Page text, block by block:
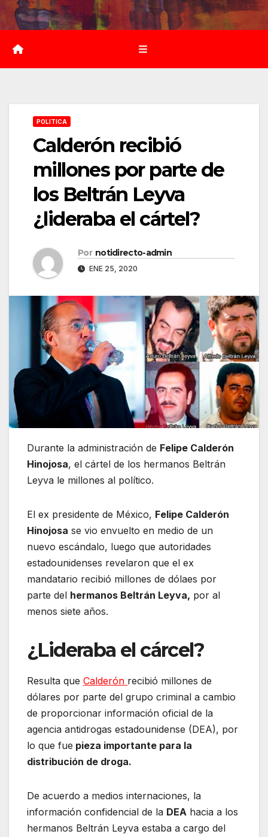
Saltar
al
contenido
POLITICA
Calderón recibió
millones por parte de
los Beltrán Leyva
¿lideraba el cártel?
Por notidirecto-admin
ENE 25, 2020
Durante la administración de Felipe Calderón
Hinojosa, el cártel de los hermanos Beltrán
Leyva le millones al político.
El ex presidente de México, Felipe Calderón
Hinojosa se vio envuelto en medio de un
nuevo escándalo, luego que autoridades
estadounidenses revelaron que el ex
mandatario recibió millones de dólaes por
parte del hermanos Beltrán Leyva, por al
menos siete años.
¿Lideraba el cárcel?
Resulta que Calderón recibió millones de
dólares por parte del grupo criminal a cambio
de proporcionar información oficial de la
agencia antidrogas estadounidense (DEA), por
lo que fue pieza importante para la
distribución de droga.
De acuerdo a medios internaciones, la
información confidencial de la DEA hacia a los
hermanos Beltrán Leyva estaba a cargo del